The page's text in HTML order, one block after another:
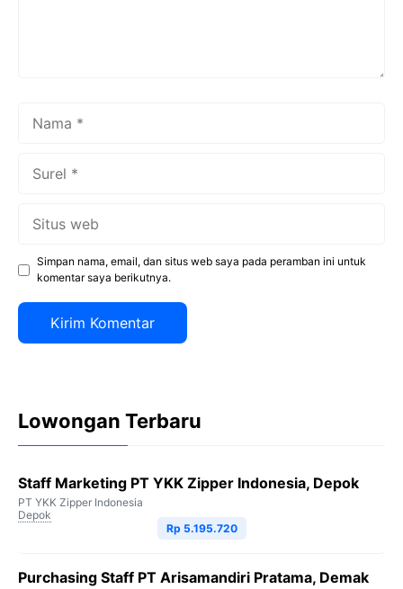
Simpan nama, email, dan situs web saya pada peramban ini untuk
komentar saya berikutnya.
Lowongan Terbaru
Staff Marketing PT YKK Zipper Indonesia, Depok
PT YKK Zipper Indonesia
Depok
Rp 5.195.720
Purchasing Staff PT Arisamandiri Pratama, Demak